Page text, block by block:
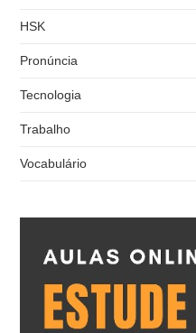
HSK
Pronúncia
Tecnologia
Trabalho
Vocabulário